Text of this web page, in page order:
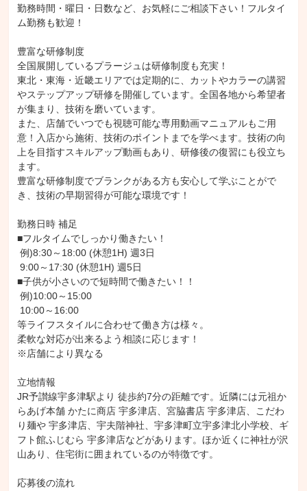
勤務時間・曜日・日数など、お気軽にご相談下さい！フルタイ
ム勤務も歓迎！
豊富な研修制度
全国展開しているプラージュは研修制度も充実！
東北・東海・近畿エリアでは定期的に、カットやカラーの講習
やステップアップ研修を開催しています。全国各地から希望者
が集まり、技術を磨いています。
また、店舗でいつでも視聴可能な専用動画マニュアルもご用
意！入店から施術、技術のポイントまでを学べます。技術の向
上を目指すスキルアップ動画もあり、研修後の復習にも役立ち
ます。
豊富な研修制度でブランクがある方も安心して学ぶことがで
き、技術の早期習得が可能な環境です！
勤務日時 補足
■フルタイムでしっかり働きたい！
■子供が小さいので短時間で働きたい！！
等ライフスタイルに合わせて働き方は様々。
柔軟な対応が出来るよう相談に応じます！
※店舗により異なる
立地情報
JR予讃線宇多津駅より 徒歩約7分の距離です。近隣には元祖か
らあげ本舗 かたに商店 宇多津店、宮脇書店 宇多津店、こだわ
り麺や 宇多津店、宇夫階神社、宇多津町立宇多津北小学校、ギ
フト館ふじむら 宇多津店などがあります。ほか近くに神社が沢
山あり、住宅街に囲まれているのが特徴です。
応募後の流れ